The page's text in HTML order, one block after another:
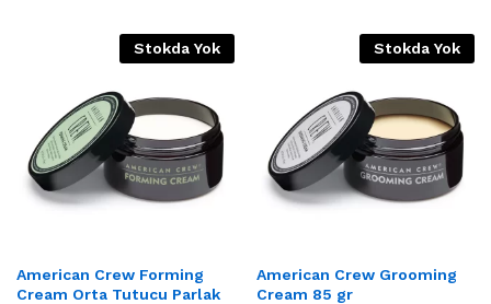
Stokda Yok
American Crew Forming
Cream Orta Tutucu Parlak
Stokda Yok
American Crew Grooming
Cream 85 gr